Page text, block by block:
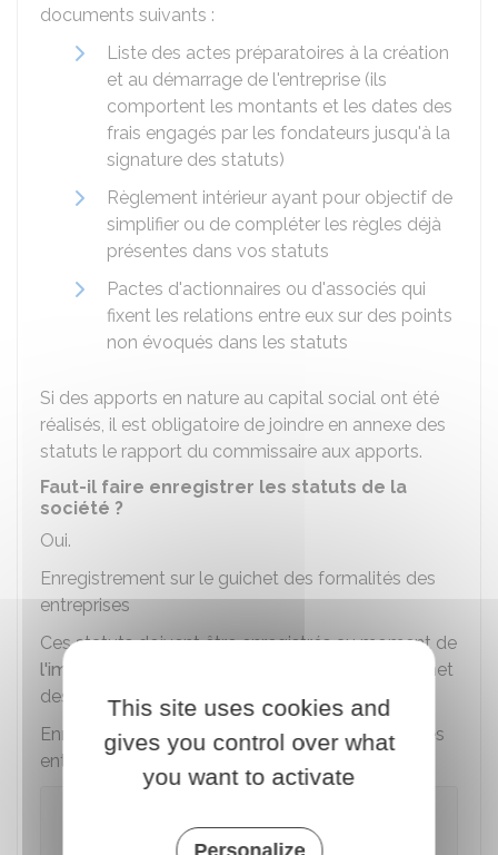
documents suivants :
Liste des actes préparatoires à la création
et au démarrage de l'entreprise (ils
comportent les montants et les dates des
frais engagés par les fondateurs jusqu'à la
signature des statuts)
Règlement intérieur ayant pour objectif de
simplifier ou de compléter les règles déjà
présentes dans vos statuts
Pactes d'actionnaires ou d'associés qui
fixent les relations entre eux sur des points
non évoqués dans les statuts
Si des apports en nature au capital social ont été
réalisés, il est obligatoire de joindre en annexe des
statuts le rapport du commissaire aux apports.
Faut-il faire enregistrer les statuts de la
société ?
Oui.
Enregistrement sur le guichet des formalités des
entreprises
Ces statuts doivent être enregistrés au moment de
l'immatriculation de votre entreprise
sur le guichet
des formalités des entreprises.
Enregistrement auprès du service des impôts des
entreprises
appelé commissaire de justice) ou un notaire
This site uses cookies and
gives you control over what
you want to activate
Personalize